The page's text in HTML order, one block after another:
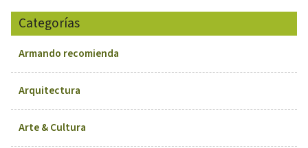
Categorías
Armando recomienda
Arquitectura
Arte & Cultura